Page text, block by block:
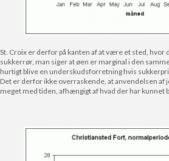
St. Croix er derfor på kanten af at være et sted, hvor
sukkerrør, man siger at øen er marginal i den
hurtigt blive en underskudsforretning hvis
Det er derfor ikke overraskende, at anvendelsen af
meget med tiden, afhængigt af hvad der har kunnet